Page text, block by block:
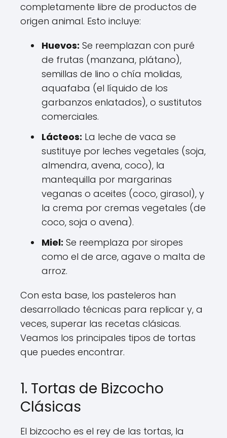
completamente libre de productos de
origen animal. Esto incluye:
Huevos: Se reemplazan con puré
de frutas (manzana, plátano),
semillas de lino o chía molidas,
aquafaba (el líquido de los
garbanzos enlatados), o sustitutos
comerciales.
Lácteos: La leche de vaca se
sustituye por leches vegetales (soja,
almendra, avena, coco), la
mantequilla por margarinas
veganas o aceites (coco, girasol), y
la crema por cremas vegetales (de
coco, soja o avena).
Miel: Se reemplaza por siropes
como el de arce, agave o malta de
arroz.
Con esta base, los pasteleros han
desarrollado técnicas para replicar y, a
veces, superar las recetas clásicas.
Veamos los principales tipos de tortas
que puedes encontrar.
1. Tortas de Bizcocho
Clásicas
El bizcocho es el rey de las tortas, la